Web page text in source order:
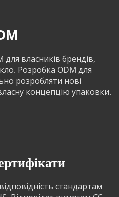
власників брендів,
Розробка ODM для
розробляти нові
концепцію упаковки.
стандартам